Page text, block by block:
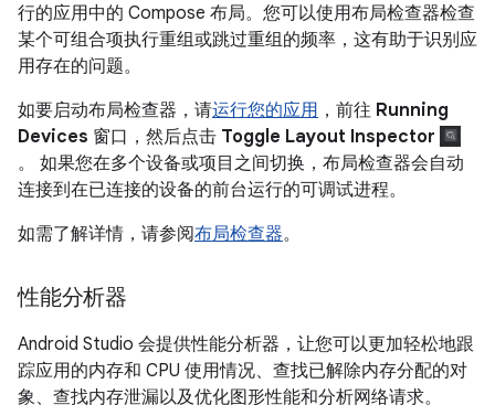
行的应用中的 Compose 布局。您可以使用布局检查器检查
某个可组合项执行重组或跳过重组的频率，这有助于识别应
用存在的问题。
如要启动布局检查器，请运行您的应用 ，前往 Running
Devices 窗口，然后点击 Toggle Layout Inspector
。 如果您在多个设备或项目之间切换，布局检查器会自动
连接到在已连接的设备的前台运行的可调试进程。
如需了解详情，请参阅布局检查器。
性能分析器
Android Studio 会提供性能分析器，让您可以更加轻松地跟
踪应用的内存和 CPU 使用情况、查找已解除内存分配的对
象、查找内存泄漏以及优化图形性能和分析网络请求。